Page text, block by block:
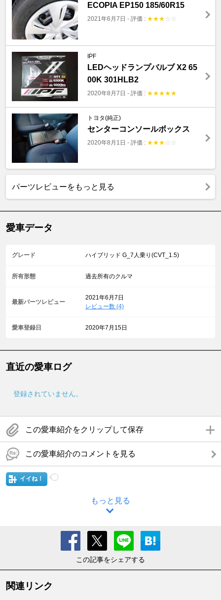
ECOPIA EP150 185/60R15
2021年6月7日 - 評価 : ★★★ ☆ ☆
IPF
LEDヘッドランプバルブ X2 65
00K 301HLB2
2020年8月7日 - 評価 : ★★★★★
トヨタ(純正)
センターコンソールボックス
2020年8月1日 - 評価 : ★★★ ☆ ☆
パーツレビューをもっと見る
愛車データ
グレード ハイブリッド G_7人乗り(CVT_1.5)
所有形態 過去所有のクルマ
最新パーツレビュー
2021年6月7日
レビュー数 (4)
愛車登録日 2020年7月15日
直近の愛車ログ
登録されていません。
この愛車紹介をクリップして保存
この愛車紹介のコメントを見る
イイね！
もっと見る
この記事をシェアする
関連リンク